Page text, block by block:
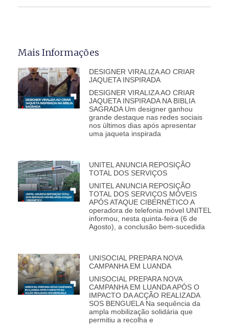
Mais Informações
DESIGNER VIRALIZA AO CRIAR
JAQUETA INSPIRADA
DESIGNER VIRALIZA AO CRIAR
JAQUETA INSPIRADA NA BIBLIA
SAGRADA Um designer ganhou
grande destaque nas redes sociais
nos últimos dias após apresentar
uma jaqueta inspirada
UNITEL ANUNCIA REPOSIÇÃO
TOTAL DOS SERVIÇOS
UNITEL ANUNCIA REPOSIÇÃO
TOTAL DOS SERVIÇOS MÓVEIS
APÓS ATAQUE CIBERNÉTICO A
operadora de telefonia móvel UNITEL
informou, nesta quinta-feira (6 de
Agosto), a conclusão bem-sucedida
UNISOCIAL PREPARA NOVA
CAMPANHA EM LUANDA
UNISOCIAL PREPARA NOVA
CAMPANHA EM LUANDA APÓS O
IMPACTO DA ACÇÃO REALIZADA
SOS BENGUELA Na sequência da
ampla mobilização solidária que
permitiu a recolha e